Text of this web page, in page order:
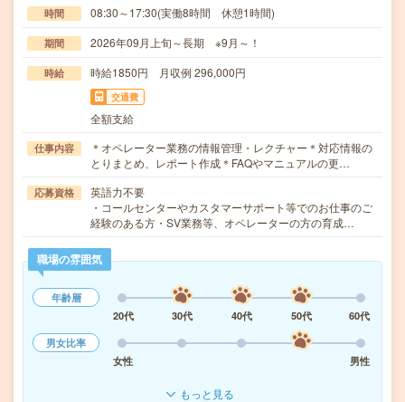
時間 08:30～17:30(実働8時間 休憩1時間)
期間 2026年09月上旬～長期 ※9月～！
時給 時給1850円 月収例 296,000円
交通費
全額支給
仕事内容
＊オペレーター業務の情報管理・レクチャー＊対応情報の
とりまとめ、レポート作成＊FAQやマニュアルの更…
応募資格
英語力不要
・コールセンターやカスタマーサポート等でのお仕事のご
経験のある方・SV業務等、オペレーターの方の育成…
職場の雰囲気
年齢層
20代
30代 40代 50代
60代
男女比率
女性
男性
もっと見る